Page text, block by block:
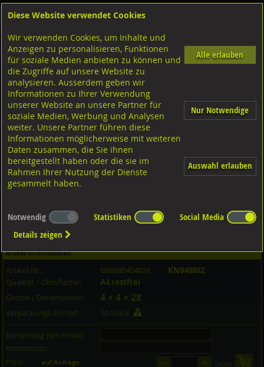
Shop Sicherungselemente Spannhülsen
Diverse Ausführungen Spannhülsen
mit Zahnschlitz
A2 rostfrei
Passfedern Federkeile ohne Anzug hohe Form,
DIN6885A A4 rostfrei 4x4x28
Artikel-Informationen
Artikel-Nr.:
6886B0404028
KN040802
Qualität / Oberfläche:
A4 rostfrei
Grösse / Dimensionen:
4 × 4 × 28
Verpackungs-Einheit: 50 Stück
Bemerkung zum Artikel:
Kommission:
Preis:
auf Anfrage Stück
Diese Website verwendet Cookies
Wir verwenden Cookies, um Inhalte und
Anzeigen zu personalisieren, Funktionen
für soziale Medien anbieten zu können und
die Zugriffe auf unsere Website zu
analysieren. Ausserdem geben wir
Informationen zu Ihrer Verwendung
unserer Website an unsere Partner für
soziale Medien, Werbung und Analysen
weiter. Unsere Partner führen diese
Informationen möglicherweise mit weiteren
Daten zusammen, die Sie ihnen
bereitgestellt haben oder die sie im
Rahmen Ihrer Nutzung der Dienste
gesammelt haben.
Alle erlauben
Nur Notwendige
Auswahl erlauben
Notwendig Statistiken
Social Media
Details zeigen